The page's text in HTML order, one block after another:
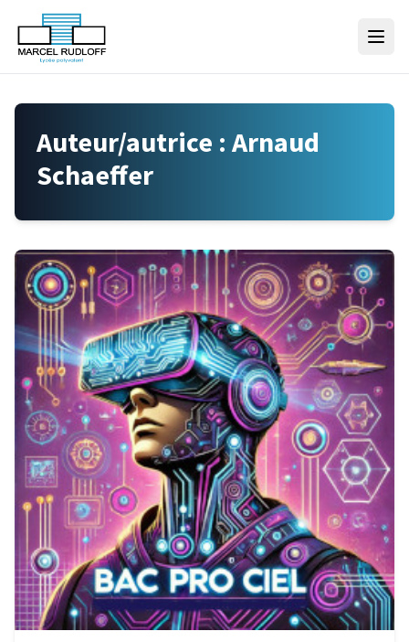
Skip to content
Auteur/autrice : Arnaud
Schaeffer